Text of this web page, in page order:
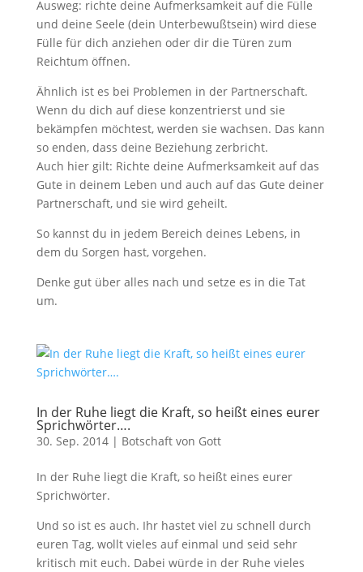
Ausweg: richte deine Aufmerksamkeit auf die Fülle
und deine Seele (dein Unterbewußtsein) wird diese
Fülle für dich anziehen oder dir die Türen zum
Reichtum öffnen.
Ähnlich ist es bei Problemen in der Partnerschaft.
Wenn du dich auf diese konzentrierst und sie
bekämpfen möchtest, werden sie wachsen. Das kann
so enden, dass deine Beziehung zerbricht.
Auch hier gilt: Richte deine Aufmerksamkeit auf das
Gute in deinem Leben und auch auf das Gute deiner
Partnerschaft, und sie wird geheilt.
So kannst du in jedem Bereich deines Lebens, in
dem du Sorgen hast, vorgehen.
Denke gut über alles nach und setze es in die Tat
um.
In der Ruhe liegt die Kraft, so heißt eines eurer
Sprichwörter….
30. Sep. 2014| Botschaft von Gott
In der Ruhe liegt die Kraft, so heißt eines eurer
Sprichwörter.
Und so ist es auch. Ihr hastet viel zu schnell durch
euren Tag, wollt vieles auf einmal und seid sehr
kritisch mit euch. Dabei würde in der Ruhe vieles